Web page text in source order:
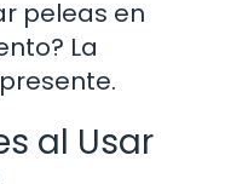
peleas en
La
al Usar